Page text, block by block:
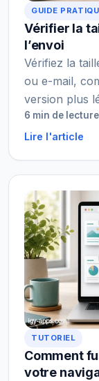
GUIDE
Vérifier la
l’envoi
Vérifiez la
ou e-mail,
version plus
6 min de lecture
Lire l'article
TUTORIEL
Comment
votre